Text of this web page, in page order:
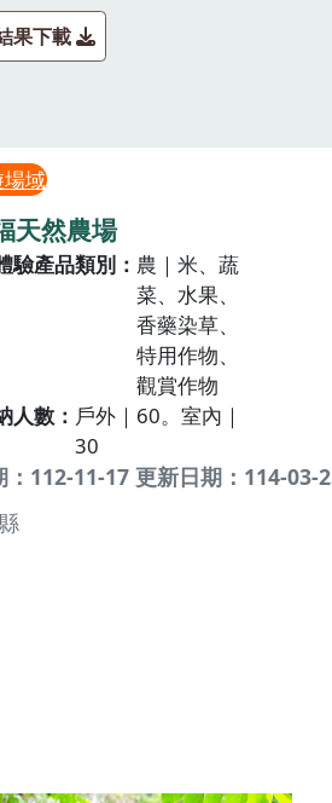
果下載
域
天然農場
驗產品類別
農｜米、蔬
菜、水果、
香藥染草、
特用作物、
觀賞作物
人數
戶外｜60。室內｜
30
：112-11-17 更新日期：114-03-